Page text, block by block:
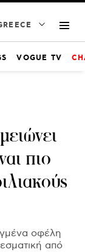
VOGUE TV
πιο
οφέλη
από